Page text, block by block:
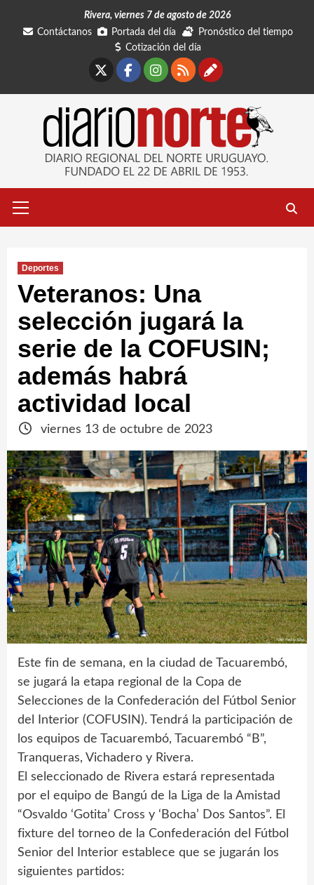
Rivera, viernes 7 de agosto de 2026
Contáctanos
Portada del día
Pronóstico del tiempo
Cotización del día
Facebook
Instagram
RSSContáctanos
primario
Deportes
Veteranos: Una
selección jugará la
serie de la COFUSIN;
además habrá
actividad local
viernes 13 de octubre de 2023
Este fin de semana, en la ciudad de Tacuarembó,
se jugará la etapa regional de la Copa de
Selecciones de la Confederación del Fútbol Senior
del Interior (COFUSIN). Tendrá la participación de
los equipos de Tacuarembó, Tacuarembó “B”,
Tranqueras, Vichadero y Rivera.
El seleccionado de Rivera estará representada
por el equipo de Bangú de la Liga de la Amistad
“Osvaldo ‘Gotita’ Cross y ‘Bocha’ Dos Santos”. El
fixture del torneo de la Confederación del Fútbol
Senior del Interior establece que se jugarán los
siguientes partidos: